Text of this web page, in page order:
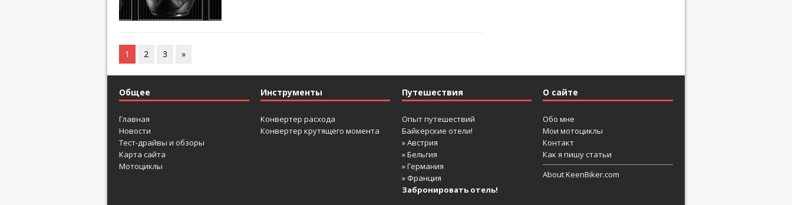
1 2 3 »
Общее
Главная
Новости
Тест-драйвы и обзоры
Карта сайта
Мотоциклы
Инструменты
Конвертер расхода
Конвертер крутящего момента
Путешествия
Опыт путешествий
Байкерские отели!
» Австрия
» Бельгия
» Германия
» Франция
Забронировать отель!
О сайте
Обо мне
Мои мотоциклы
Контакт
Как я пишу статьи
About KeenBiker.com